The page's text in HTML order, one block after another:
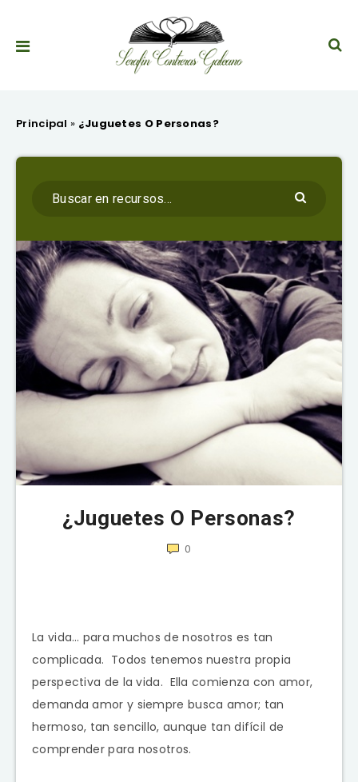
Principal » ¿Juguetes O Personas?
¿Juguetes O Personas?
0
La vida… para muchos de nosotros es tan
complicada. Todos tenemos nuestra propia
perspectiva de la vida. Ella comienza con amor,
demanda amor y siempre busca amor; tan
hermoso, tan sencillo, aunque tan difícil de
comprender para nosotros.